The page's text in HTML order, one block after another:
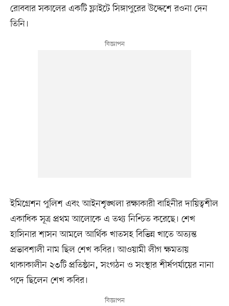
রোববার সকালের একটি ফ্লাইটে সিঙ্গাপুরের উদ্দেশে রওনা দেন
তিনি।
ইমিগ্রেশন পুলিশ এবং আইনশৃঙ্খলা রক্ষাকারী বাহিনীর দায়িত্বশীল
একাধিক সূত্র প্রথম আলোকে এ তথ্য নিশ্চিত করেছে। শেখ
হাসিনার শাসন আমলে আর্থিক খাতসহ বিভিন্ন খাতে অত্যন্ত
প্রভাবশালী নাম ছিল শেখ কবির। আওয়ামী লীগ ক্ষমতায়
থাকাকালীন ২৩টি প্রতিষ্ঠান, সংগঠন ও সংস্থার শীর্ষপর্যায়ের নানা
পদে ছিলেন শেখ কবির।